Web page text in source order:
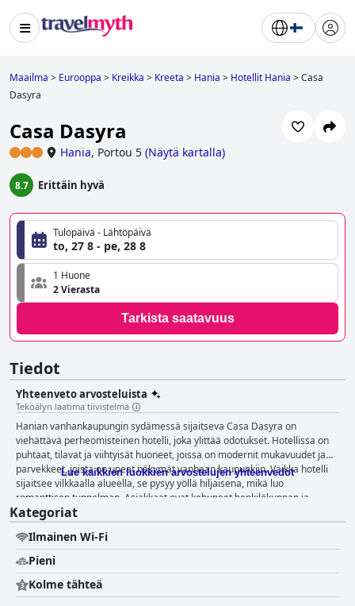
Maailma > Eurooppa > Kreikka > Kreeta > Hania > Hotellit Hania >Casa
Dasyra
Casa Dasyra
Hania, Portou 5 (Näytä kartalla)
8.7 Erittäin hyvä
Tulopäivä - Lähtöpäivä
to, 27 8 - pe, 28 8
1 Huone
2 Vierasta
Tarkista saatavuus
Tiedot
Yhteenveto arvosteluista
Tekoälyn laatima tiivistelmä
Hanian vanhankaupungin sydämessä sijaitseva Casa Dasyra on
viehättävä perheomisteinen hotelli, joka ylittää odotukset. Hotellissa on
puhtaat, tilavat ja viihtyisät huoneet, joissa on modernit mukavuudet ja
parvekkeet, joista on upeat näkymät vanhaan kaupunkiin. Vaikka hotelli
sijaitsee vilkkaalla alueella, se pysyy yöllä hiljaisena, mikä luo
romanttisen tunnelman. Asiakkaat ovat kehuneet henkilökunnan ja
omistajien poikkeuksellista vieraanvaraisuutta, sillä he luovat viihtyisän ja
kodikkaan ympäristön. Sängyt ovat poikkeuksellisen mukavat, ja hotelli
tarjoaa erityisen huonepalvelun, joka pitää majoitustilat tahrattoman
puhtaina. Vaikka joissakin kadulle avautuvissa huoneissa ei ehkä ole
riittävää valaistusta tai ne voivat olla meluisia, vieraat kuvaavat Casa
Dasyraa erinomaiseksi valinnaksi Hanian vierailijoille, sillä kaikki on
helposti saavutettavissa, mukaan lukien rannat, ostosmahdollisuudet ja
Lue kaikkien luokkien arvostelujen yhteenvedot
Kategoriat
Ilmainen Wi-Fi
Pieni
Kolme tähteä